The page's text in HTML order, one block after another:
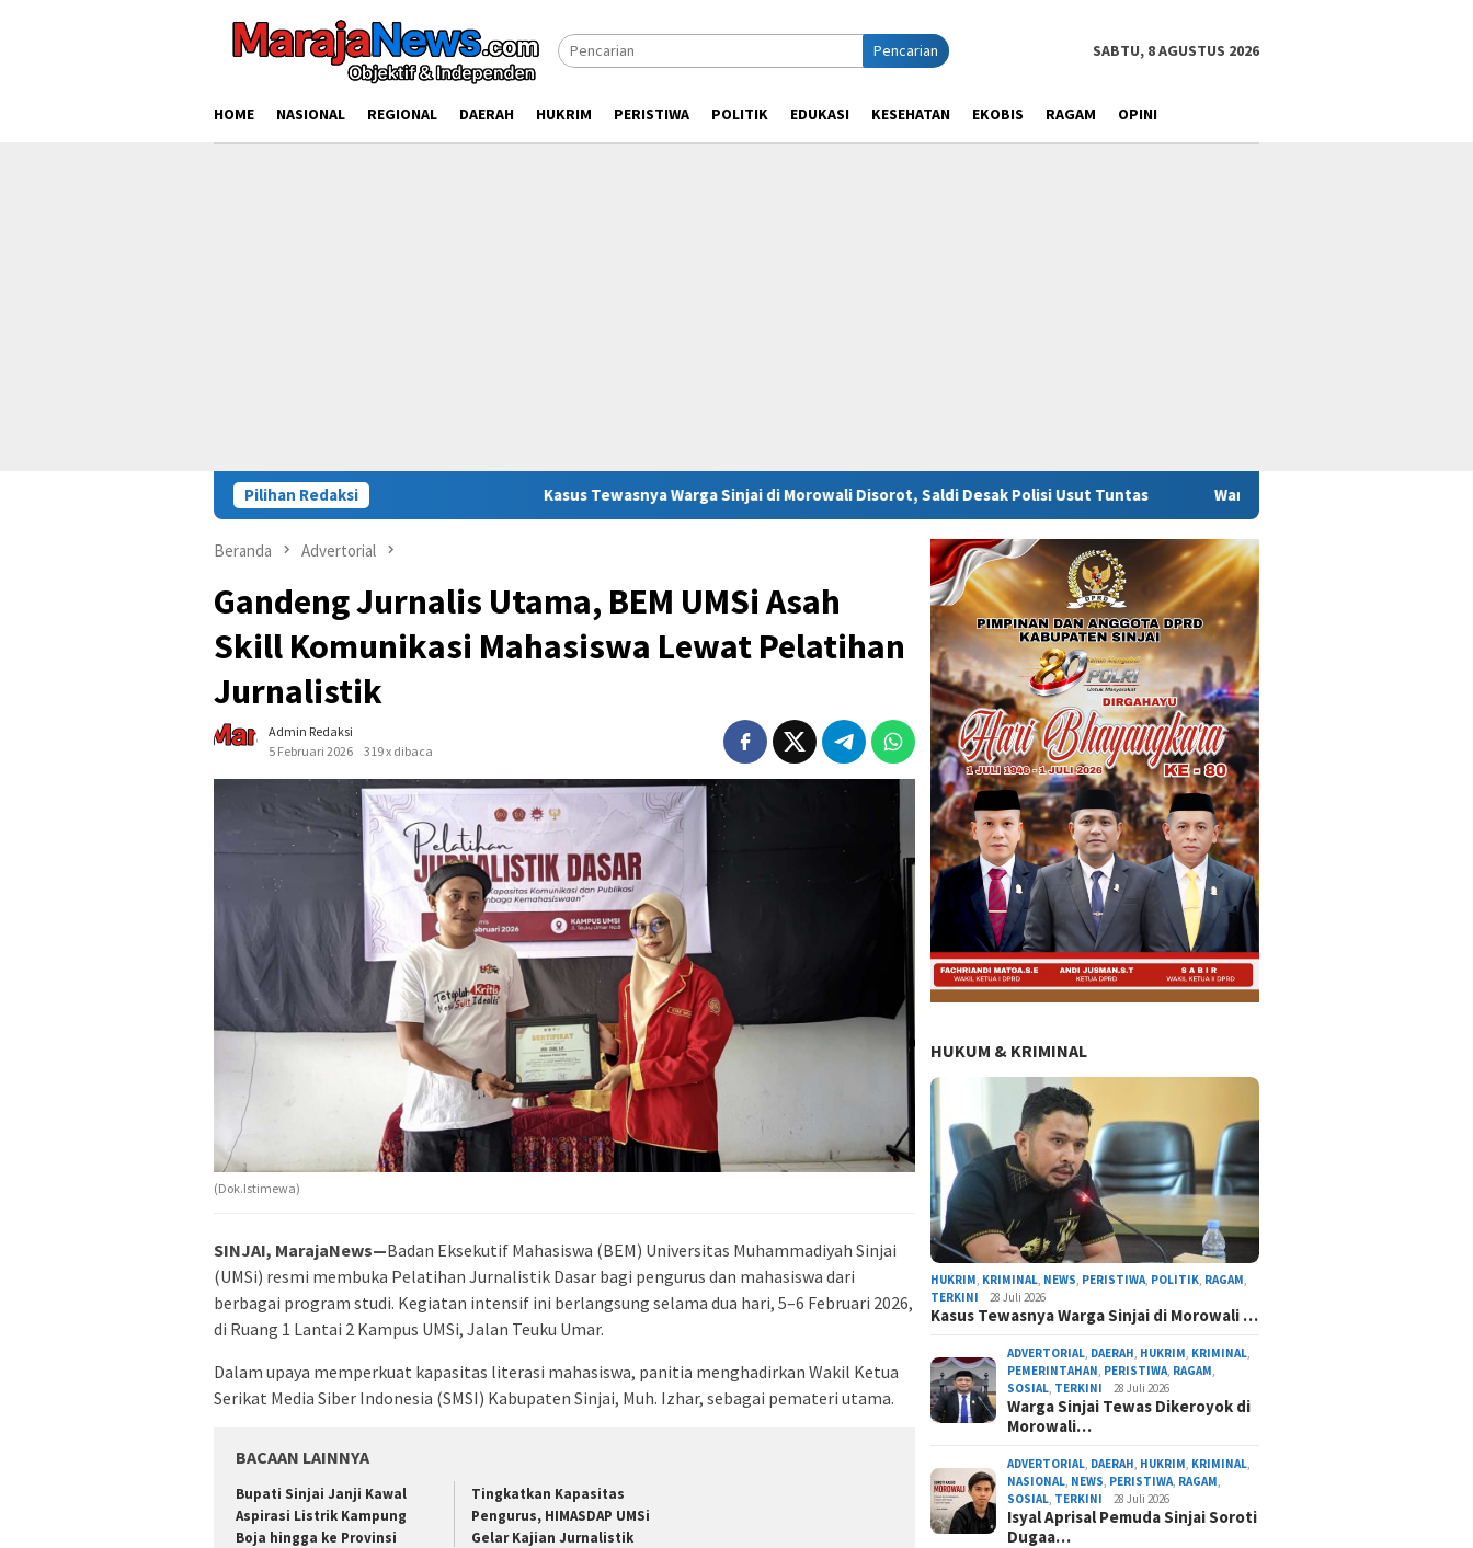
Pencarian SABTU, 8 AGUSTUS 2026
HOME NASIONAL REGIONAL DAERAH HUKRIM PERISTIWA POLITIK EDUKASI KESEHATAN EKOBIS RAGAM OPINI
Pilihan Redaksi Kasus Tewasnya Warga Sinjai di Morowali Disorot, Saldi Desak Polisi Usut Tuntas Warga Sinjai Tewas Dikeroyok di Morowali, Ketua DPRD
Beranda Advertorial
Gandeng Jurnalis Utama, BEM UMSi Asah
Skill Komunikasi Mahasiswa Lewat Pelatihan
Jurnalistik
Admin Redaksi
5 Februari 2026
319 x dibaca
(Dok.Istimewa)
SINJAI, MarajaNews—Badan Eksekutif Mahasiswa (BEM) Universitas Muhammadiyah Sinjai
(UMSi) resmi membuka Pelatihan Jurnalistik Dasar bagi pengurus dan mahasiswa dari
berbagai program studi. Kegiatan intensif ini berlangsung selama dua hari, 5–6 Februari 2026,
di Ruang 1 Lantai 2 Kampus UMSi, Jalan Teuku Umar.
Dalam upaya memperkuat kapasitas literasi mahasiswa, panitia menghadirkan Wakil Ketua
Serikat Media Siber Indonesia (SMSI) Kabupaten Sinjai, Muh. Izhar, sebagai pemateri utama.
BACAAN LAINNYA
Bupati Sinjai Janji Kawal
Aspirasi Listrik Kampung
Boja hingga ke Provinsi
Tingkatkan Kapasitas
Pengurus, HIMASDAP UMSi
Gelar Kajian Jurnalistik
HUKUM & KRIMINAL
HUKRIM, KRIMINAL, NEWS, PERISTIWA, POLITIK, RAGAM,
TERKINI
28 Juli 2026
Kasus Tewasnya Warga Sinjai di Morowali …
ADVERTORIAL, DAERAH, HUKRIM, KRIMINAL,
PEMERINTAHAN, PERISTIWA, RAGAM,
SOSIAL, TERKINI 28 Juli 2026
Warga Sinjai Tewas Dikeroyok di
Morowali…
ADVERTORIAL, DAERAH, HUKRIM, KRIMINAL,
NASIONAL, NEWS, PERISTIWA, RAGAM,
SOSIAL, TERKINI 28 Juli 2026
Isyal Aprisal Pemuda Sinjai Soroti
Dugaa…